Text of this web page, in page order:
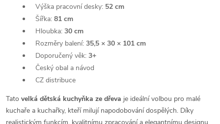
Výška pracovní desky: 52 cm
Šířka: 81 cm
Hloubka: 30 cm
Rozměry balení: 35,5 × 30 × 101 cm
Doporučený věk: 3+
Český obal a návod
CZ distribuce
Tato velká dětská kuchyňka ze dřeva je ideální volbou pro malé
kuchaře a kuchařky, kteří milují napodobování dospělých. Díky